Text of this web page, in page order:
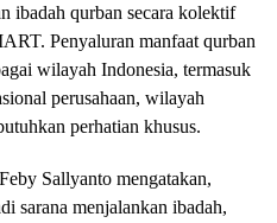
ibadah qurban secara kolektif
Penyaluran manfaat qurban
wilayah Indonesia, termasuk
perusahaan, wilayah
perhatian khusus.
Sallyanto mengatakan,
sarana menjalankan ibadah,